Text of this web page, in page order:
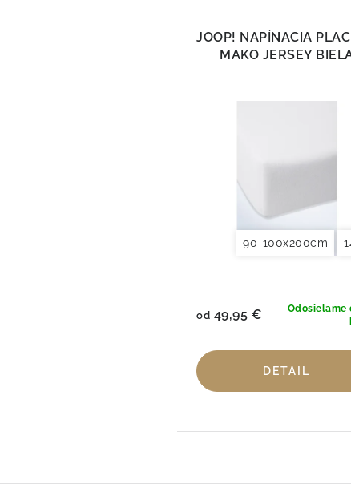
JOOP! NAPÍNACIA
MAKO JERSEY
90-100x200cm
Odosielame
od 49,95 €
DETAIL